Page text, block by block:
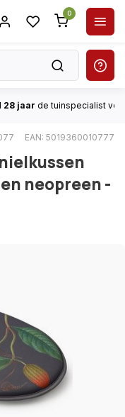
0
28 jaar de tuinspecialist
EAN: 5019360010777
neopreen -